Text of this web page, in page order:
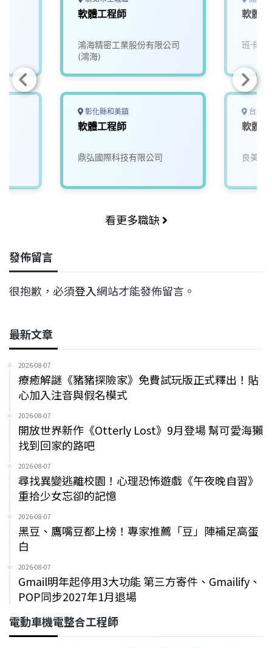
軟體工程師
鴻海精密工業股份有限公司
(鴻海)
彰化縣和美鎮
軟體工程師
鼎弘國際科技有限公司
軟體
班卡拉
台北
軟體
良美資
看更多職缺
發佈留言
很抱歉，必須登入網站才能發佈留言。
最新文章
2026-08-07
療癒解謎《豬豬探險家》免費試玩版正式釋出！貼
心加入注音與假名模式
2026-08-07
開放世界新作《Otterly Lost》9月登場 幫可愛海獺
找到回家的路吧
2026-08-07
尋找異變逃離校園！心理恐怖遊戲《午夜晚自習》
重拾少女忘卻的記憶
2026-08-07
黑豆、鷹嘴豆都上榜！專家推薦「豆」陣補足高蛋
白
2026-08-07
Gmail明年起停用3大功能 第三方寄件、Gmailify、
POP同步2027年1月退場
電動車機電整合工程師